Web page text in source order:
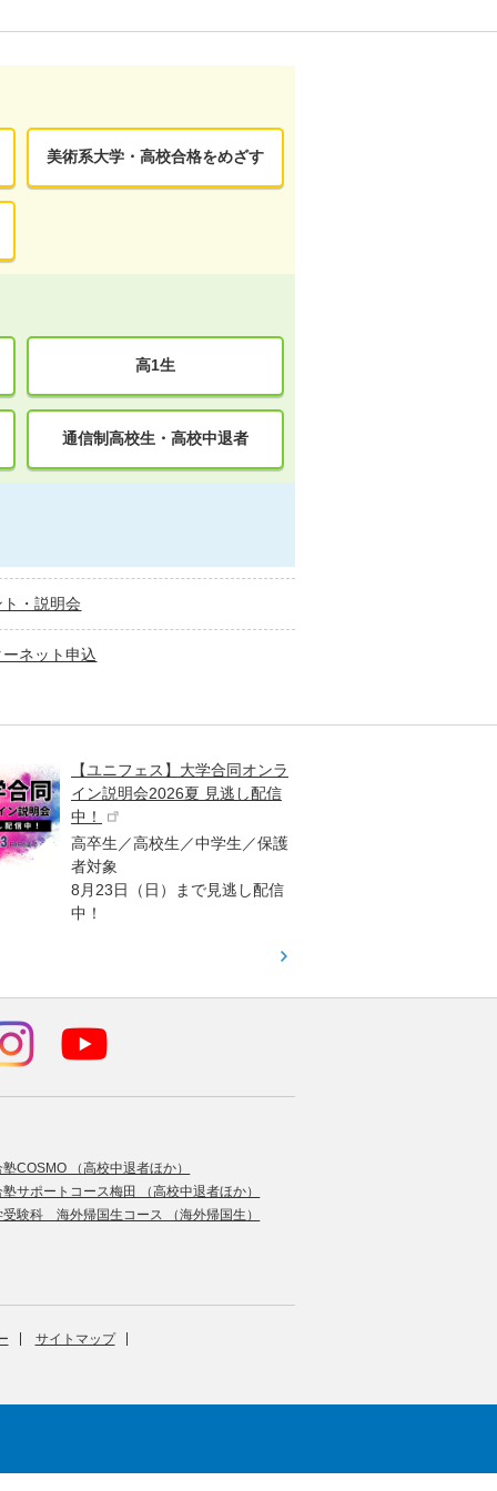
美術系大学・高校合格をめざす
高1生
通信制高校生・高校中退者
・説明会
ネット申込
【ユニフェス】大学合同オンラ
イン説明会2026夏 見逃し配信
中！
高卒生／高校生／中学生／保護
者対象
8月23日（日）まで見逃し配信
中！
COSMO （高校中退者ほか）
塾サポートコース梅田 （高校中退者ほか）
受験科 海外帰国生コース （海外帰国生）
サイトマップ